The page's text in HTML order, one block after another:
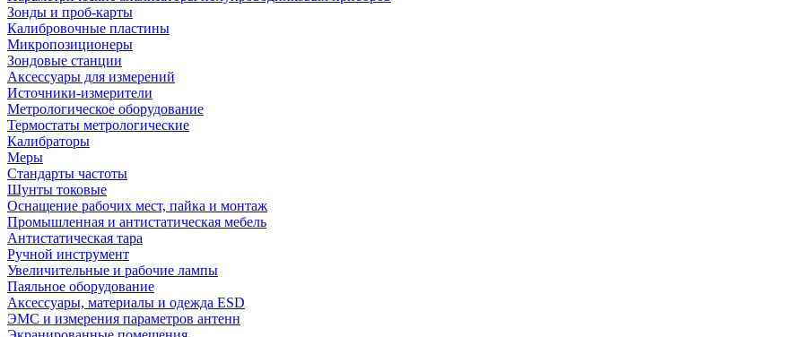
Зонды и проб-карты
Калибровочные пластины
Микропозиционеры
Зондовые станции
Аксессуары для измерений
Источники-измерители
Метрологическое оборудование
Термостаты метрологические
Калибраторы
Меры
Стандарты частоты
Шунты токовые
Оснащение рабочих мест, пайка и монтаж
Промышленная и антистатическая мебель
Антистатическая тара
Ручной инструмент
Увеличительные и рабочие лампы
Паяльное оборудование
Аксессуары, материалы и одежда ESD
ЭМС и измерения параметров антенн